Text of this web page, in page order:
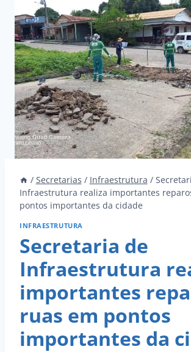
/ Secretarias / Infraestrutura /
Infraestrutura realiza importantes
pontos importantes da cidade
INFRAESTRUTURA
Secretaria de
Infraestrutura
importantes
ruas em pontos
importantes da